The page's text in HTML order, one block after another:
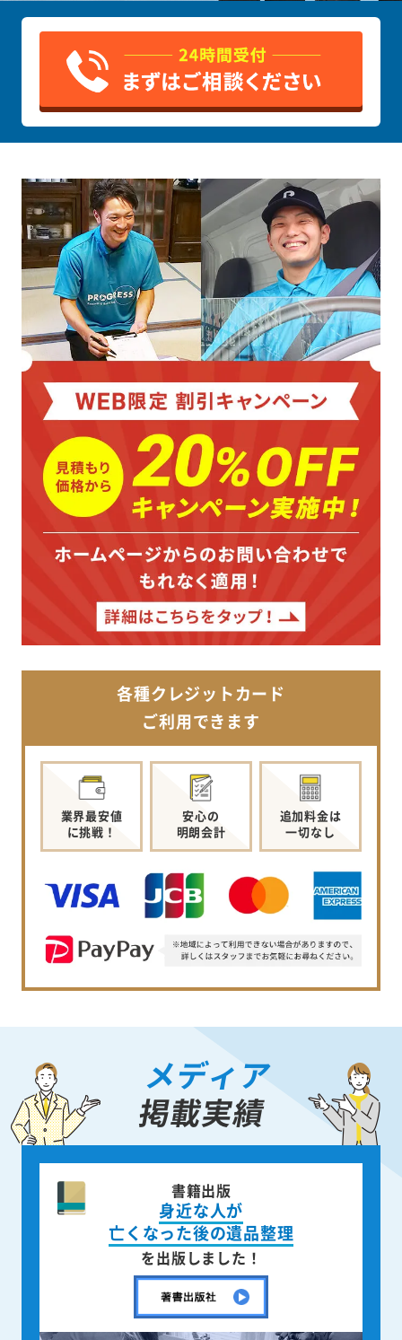
各種クレジットカード
ご利用できます
業界最安値
に挑戦！
安心の
明朗会計
追加料金は
一切なし
メディア
掲載実績
書籍出版
身近な人が
亡くなった後の遺品整理
を出版しました！